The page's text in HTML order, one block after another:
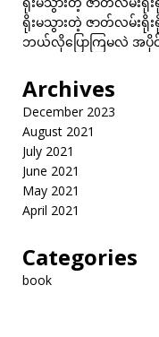
ရိုးမသွားတဲ့ ဇာတ်လမ်းရိုးရို
ဘယ်လိုပြောကြမလဲ အပိုင်
Archives
December 2023
August 2021
July 2021
June 2021
May 2021
April 2021
Categories
book